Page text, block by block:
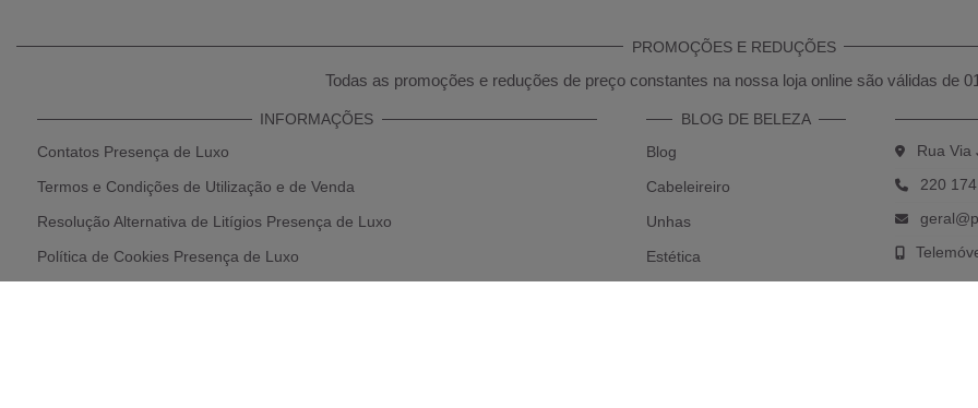
PROMOÇÕES E REDUÇÕES
Todas as promoções e reduções de preço constantes na nossa loja online são válidas de
INFORMAÇÕES
Contatos Presença de Luxo
Termos e Condições de Utilização e de Venda
Resolução Alternativa de Litígios Presença de Luxo
Política de Cookies Presença de Luxo
BLOG DE BELEZA
Blog
Cabeleireiro
Unhas
Estética
Rua Via
220